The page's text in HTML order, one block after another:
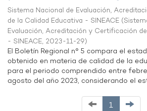
Sistema Nacional de Evaluación,
de la Calidad Educativa - SINEACE (
Evaluación, Acreditación y Certificación
- SINEACE, 2023-11-29)
El Boletín Regional n° 5 compara el
obtenido en materia de calidad de la
para el periodo comprendido entre
agosto del año 2023, considerando el
1